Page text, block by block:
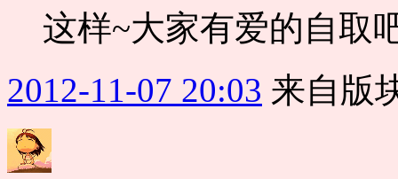
这样~大家有爱的自取
2012-11-07 20:03 来自版